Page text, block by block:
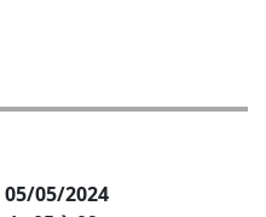
05/05/2024